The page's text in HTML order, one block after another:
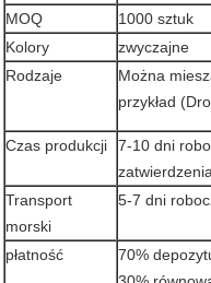
MOQ
1000 sztuk
Kolory
zwyczajne
Rodzaje
Można
przykład
Czas produkcji
7-10 dni
Transport
morski
5-7 dni
płatność
70%